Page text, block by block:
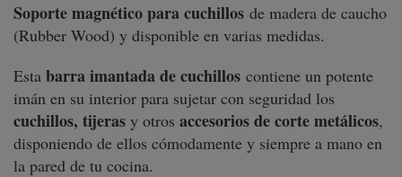
Soporte magnético para cuchillos de madera de caucho
(Rubber Wood) y disponible en varias medidas.
Esta barra imantada de cuchillos contiene un potente
imán en su interior para sujetar con seguridad los
cuchillos, tijeras y otros accesorios de corte metálicos,
disponiendo de ellos cómodamente y siempre a mano en
la pared de tu cocina.